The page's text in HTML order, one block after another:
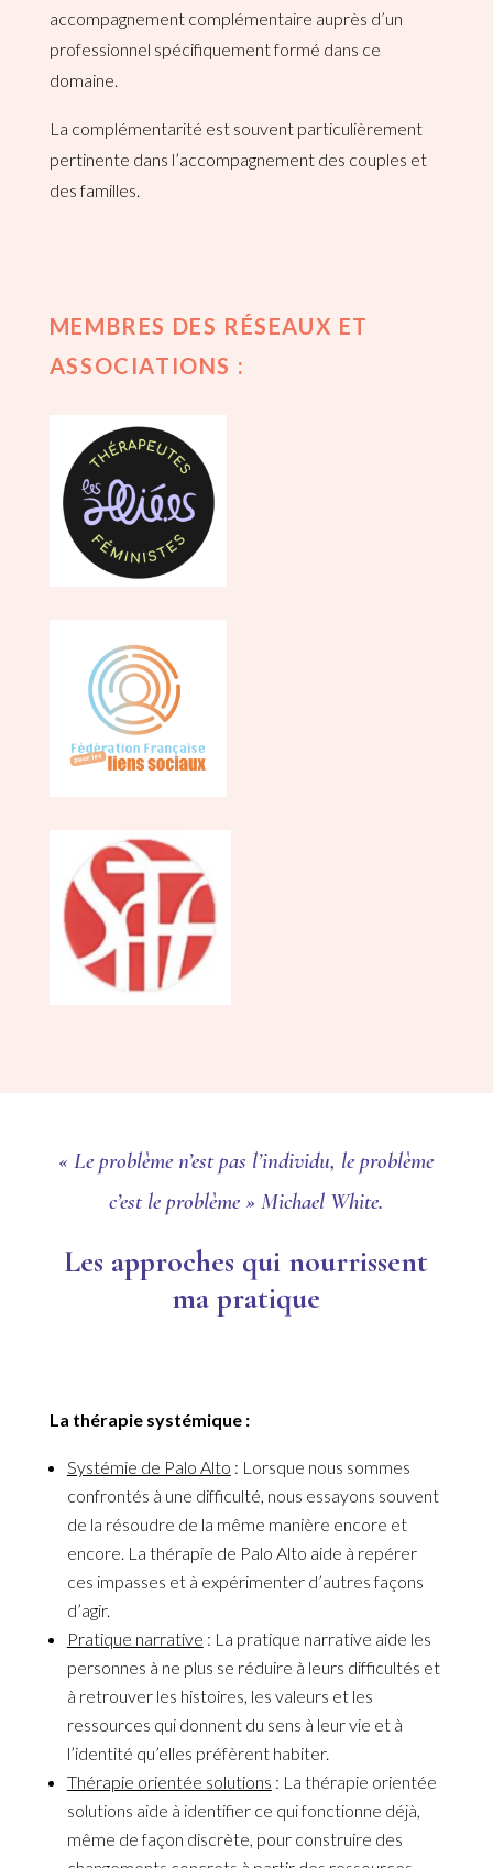
accompagnement complémentaire auprès d’un
professionnel spécifiquement formé dans ce
domaine.
La complémentarité est souvent particulièrement
pertinente dans l’accompagnement des couples et
des familles.
MEMBRES DES RÉSEAUX ET
ASSOCIATIONS :
« Le problème n’est pas l’individu, le problème
c’est le problème » Michael White.
Les approches qui nourrissent
ma pratique
La thérapie systémique :
Systémie de Palo Alto : Lorsque nous sommes
confrontés à une difficulté, nous essayons souvent
de la résoudre de la même manière encore et
encore. La thérapie de Palo Alto aide à repérer
ces impasses et à expérimenter d’autres façons
d’agir.
Pratique narrative : La pratique narrative aide les
personnes à ne plus se réduire à leurs difficultés et
à retrouver les histoires, les valeurs et les
ressources qui donnent du sens à leur vie et à
l’identité qu’elles préfèrent habiter.
Thérapie orientée solutions : La thérapie orientée
solutions aide à identifier ce qui fonctionne déjà,
même de façon discrète, pour construire des